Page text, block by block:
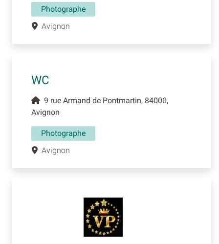
Photographe
Avignon
WC
9 rue Armand de Pontmartin, 84000,
Avignon
Photographe
Avignon